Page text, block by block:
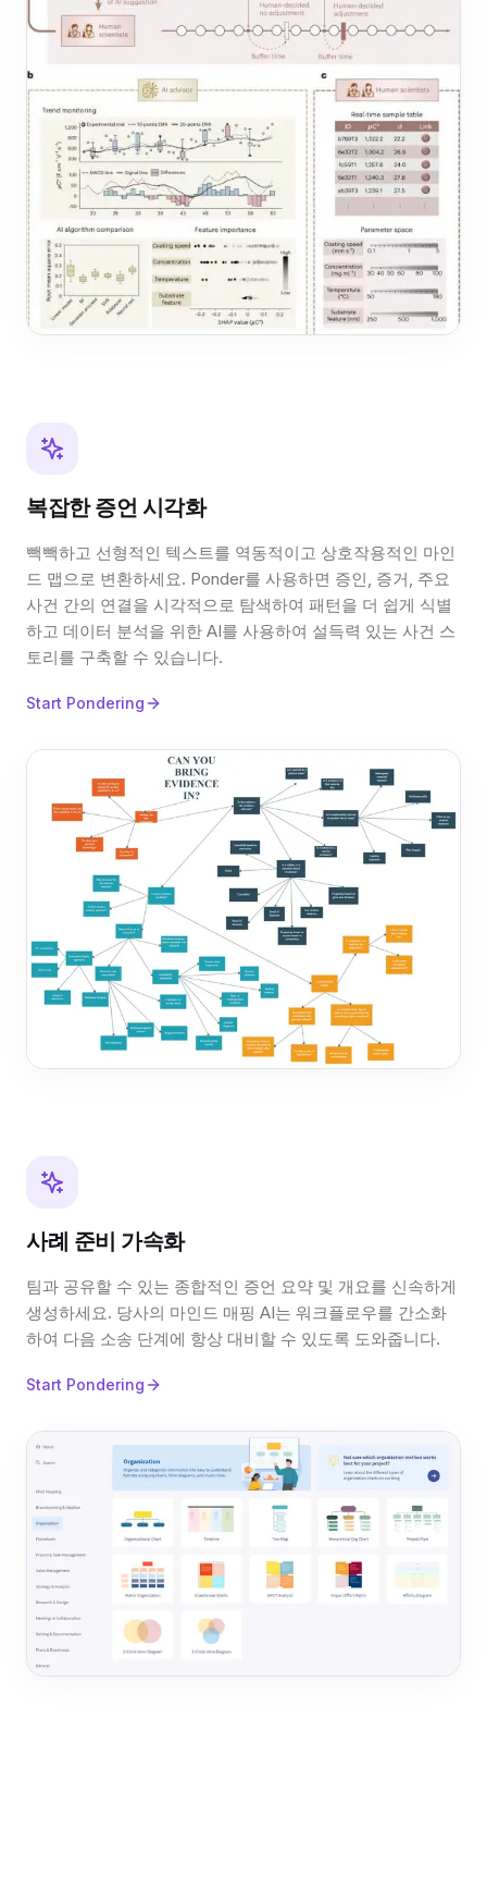
복잡한 증언 시각화
빽빽하고 선형적인 텍스트를 역동적이고 상호작용적인 마인
드 맵으로 변환하세요. Ponder를 사용하면 증인, 증거, 주요
사건 간의 연결을 시각적으로 탐색하여 패턴을 더 쉽게 식별
하고 데이터 분석을 위한 AI를 사용하여 설득력 있는 사건 스
토리를 구축할 수 있습니다.
Start Pondering
사례 준비 가속화
팀과 공유할 수 있는 종합적인 증언 요약 및 개요를 신속하게
생성하세요. 당사의 마인드 매핑 AI는 워크플로우를 간소화
하여 다음 소송 단계에 항상 대비할 수 있도록 도와줍니다.
Start Pondering